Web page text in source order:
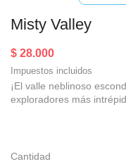
Misty Valley
$ 28.000
Impuestos incluidos
¡El valle neblinoso
exploradores más
Cantidad